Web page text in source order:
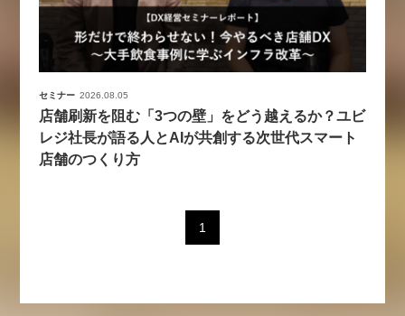
サイトマップ
お問い合わせ
個人情報保護法について
運営会社
数値化する」～投資される事業の
基準と、終活DX「SouSou」に
学ぶ資金調達・巻き込みのリアル
～
セミナー
【9/30開催】AIで何でもできる時
2026-08-07
セミナー 2026.08.05
店舗刷新を阻む「3つの壁」をどう越えるか？ユビ
レジ社長が語る人とAIが共創する次世代スマート
店舗のつくり方
1